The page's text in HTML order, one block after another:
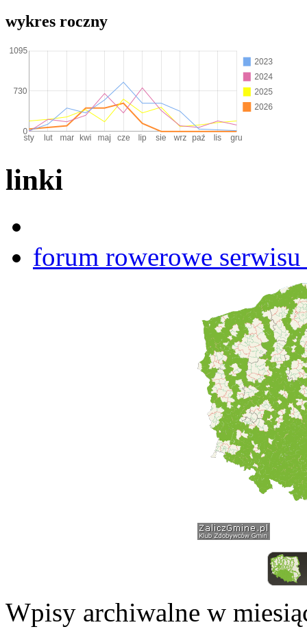
wykres roczny
linki
forum rowerowe
Wpisy archiwalne w